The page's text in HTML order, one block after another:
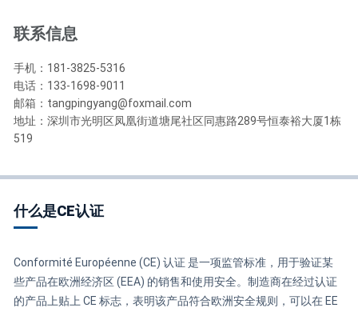
联系信息
手机：181-3825-5316
电话：133-1698-9011
邮箱：tangpingyang@foxmail.com
地址：深圳市光明区凤凰街道塘尾社区同惠路289号恒泰裕大厦1栋
519
什么是CE认证
Conformité Européenne (CE) 认证 是一项监管标准，用于验证某
些产品在欧洲经济区 (EEA) 的销售和使用安全。制造商在经过认证
的产品上贴上 CE 标志，表明该产品符合欧洲安全规则，可以在 EE